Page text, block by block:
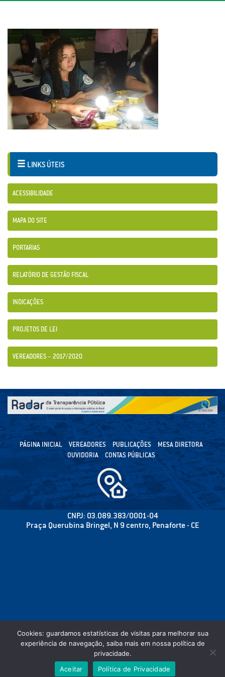
LINKS ÚTEIS
ACESSIBILIDADE
MAPA DO SITE
PORTARIAS
RELATÓRIO DE GESTÃO FISCAL
INDICAÇÕES
PROJETOS DE LEI
VEREADORES – 2017/2020
PÁGINA INICIAL VEREADORES PUBLICAÇÕES
MESA DIRETORA
OUVIDORIA
CONTAS PÚBLICAS
CNPJ: 03.089.383/0001-04
Praça Querubina Bringel, N 9 centro, Penaforte - CE
©2020 CÂMARA MUNICIPAL DE PENAFORTE - PODER LEGISLATIVO - TODOS OS
DIREITOS RESERVADOS.
Cookies: guardamos estatísticas de visitas para melhorar sua
experiência de navegação, saiba mais em nossa política de
privacidade.
Aceitar
Política de Privacidade